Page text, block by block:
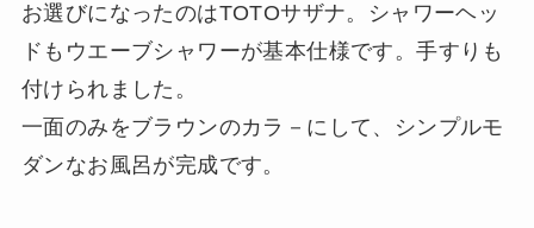
お選びになったのはTOTOサザナ。シャワーヘッ
ドもウエーブシャワーが基本仕様です。手すりも
付けられました。
一面のみをブラウンのカラ－にして、シンプルモ
ダンなお風呂が完成です。